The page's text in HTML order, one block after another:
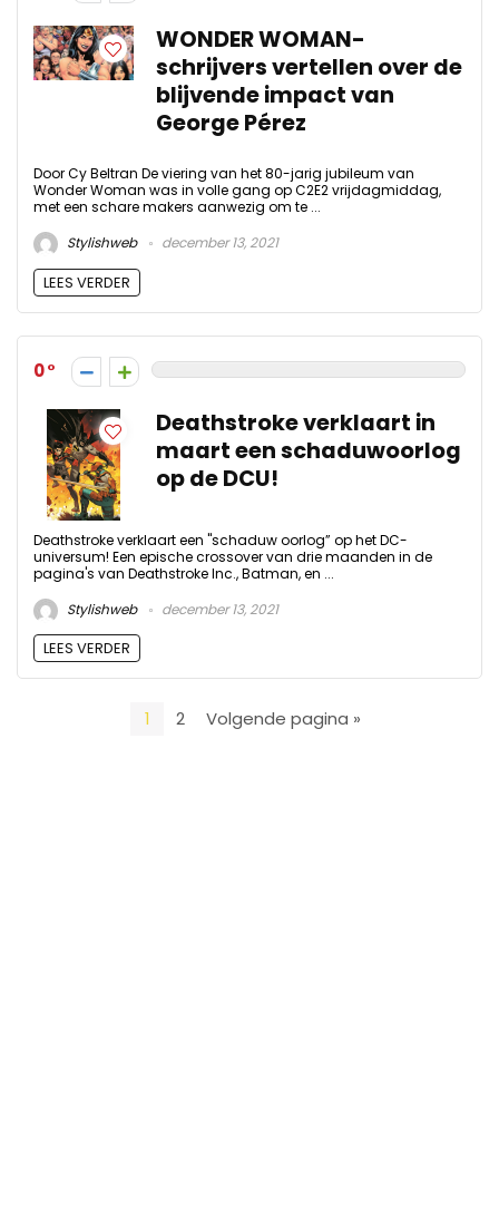
WONDER WOMAN-
schrijvers vertellen over de
blijvende impact van
George Pérez
Door Cy Beltran De viering van het 80-jarig jubileum van
Wonder Woman was in volle gang op C2E2 vrijdagmiddag,
met een schare makers aanwezig om te ...
Stylishweb
december 13, 2021
LEES VERDER
0
Deathstroke verklaart in
maart een schaduwoorlog
op de DCU!
Deathstroke verklaart een "schaduw oorlog” op het DC-
universum! Een epische crossover van drie maanden in de
pagina's van Deathstroke Inc., Batman, en ...
Stylishweb
december 13, 2021
LEES VERDER
1 2 Volgende pagina »